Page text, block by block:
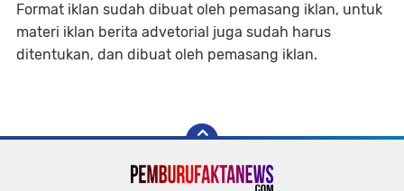
Format iklan sudah dibuat oleh pemasang iklan, untuk
materi iklan berita advetorial juga sudah harus
ditentukan, dan dibuat oleh pemasang iklan.